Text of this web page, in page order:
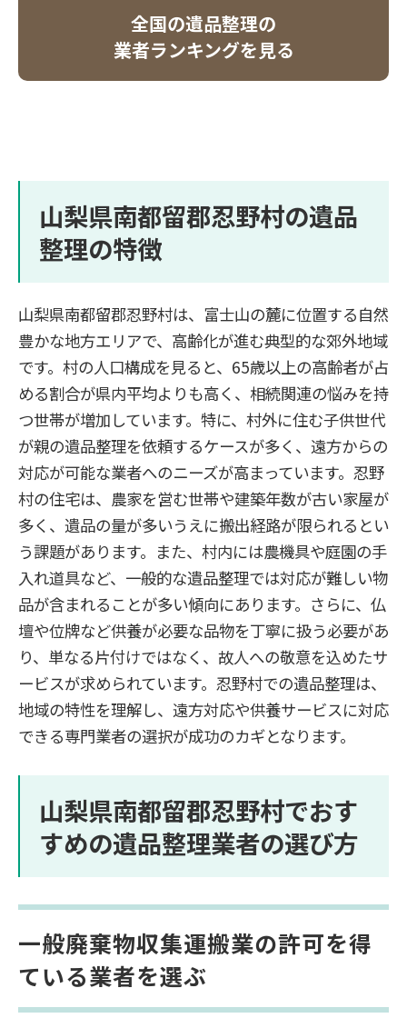
全国の遺品整理の
業者ランキングを見る
山梨県南都留郡忍野村の遺品
整理の特徴
山梨県南都留郡忍野村は、富士山の麓に位置する自然
豊かな地方エリアで、高齢化が進む典型的な郊外地域
です。村の人口構成を見ると、65歳以上の高齢者が占
める割合が県内平均よりも高く、相続関連の悩みを持
つ世帯が増加しています。特に、村外に住む子供世代
が親の遺品整理を依頼するケースが多く、遠方からの
対応が可能な業者へのニーズが高まっています。忍野
村の住宅は、農家を営む世帯や建築年数が古い家屋が
多く、遺品の量が多いうえに搬出経路が限られるとい
う課題があります。また、村内には農機具や庭園の手
入れ道具など、一般的な遺品整理では対応が難しい物
品が含まれることが多い傾向にあります。さらに、仏
壇や位牌など供養が必要な品物を丁寧に扱う必要があ
り、単なる片付けではなく、故人への敬意を込めたサ
ービスが求められています。忍野村での遺品整理は、
地域の特性を理解し、遠方対応や供養サービスに対応
できる専門業者の選択が成功のカギとなります。
山梨県南都留郡忍野村でおす
すめの遺品整理業者の選び方
一般廃棄物収集運搬業の許可を得
ている業者を選ぶ